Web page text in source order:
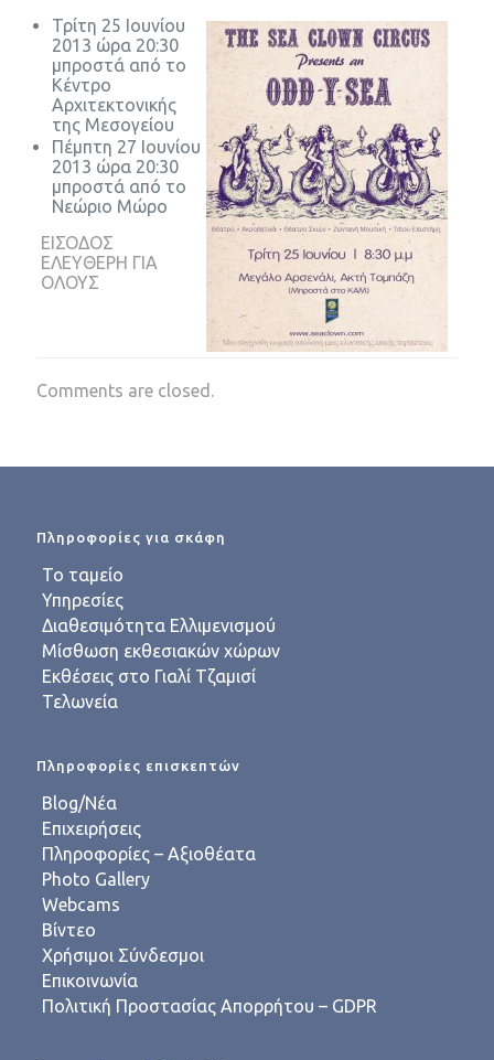
Τρίτη 25 Ιουνίου
2013 ώρα 20:30
μπροστά από το
Κέντρο
Αρχιτεκτονικής
της Μεσογείου
Πέμπτη 27 Ιουνίου
2013 ώρα 20:30
μπροστά από το
Νεώριο Μώρο
ΕΙΣΟΔΟΣ
ΕΛΕΥΘΕΡΗ ΓΙΑ
ΟΛΟΥΣ
Comments are closed.
Πληροφορίες για σκάφη
Το ταμείο
Υπηρεσίες
Διαθεσιμότητα Ελλιμενισμού
Μίσθωση εκθεσιακών χώρων
Εκθέσεις στο Γιαλί Τζαμισί
Τελωνεία
Πληροφορίες επισκεπτών
Blog/Νέα
Επιχειρήσεις
Πληροφορίες – Αξιοθέατα
Photo Gallery
Webcams
Βίντεο
Χρήσιμοι Σύνδεσμοι
Επικοινωνία
Πολιτική Προστασίας Απορρήτου – GDPR